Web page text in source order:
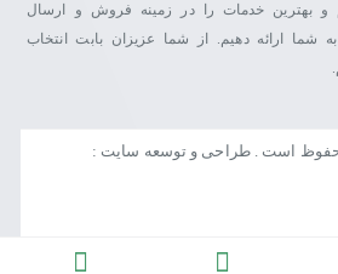
و بهترین خدمات را در زمینه فروش و ارسال
شما ارائه دهیم. از شما عزیزان بابت انتخاب
است . طراحی و توسعه سایت :